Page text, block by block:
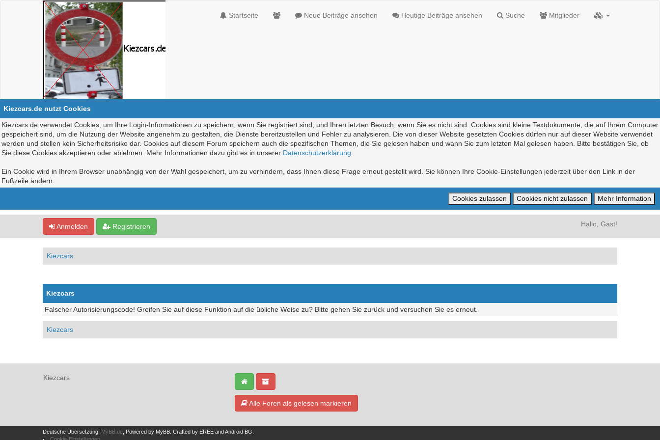
Startseite Neue Beiträge ansehen Heutige Beiträge ansehen Suche Mitglieder
Kiezcars.de nutzt Cookies
Kiezcars.de verwendet Cookies, um Ihre Login-Informationen zu speichern, wenn Sie registriert sind, und Ihren letzten Besuch, wenn Sie es nicht sind. Cookies sind kleine Textdokumente, die auf Ihrem Computer
gespeichert sind, um die Nutzung der Website angenehm zu gestalten, die Dienste bereitzustellen und Fehler zu analysieren. Die von dieser Website gesetzten Cookies dürfen nur auf dieser Website verwendet
werden und stellen kein Sicherheitsrisiko dar. Cookies auf diesem Forum speichern auch die spezifischen Themen, die Sie gelesen haben und wann Sie zum letzten Mal gelesen haben. Bitte bestätigen Sie, ob
Sie diese Cookies akzeptieren oder ablehnen. Mehr Informationen dazu gibt es in unserer Datenschutzerklärung
Ein Cookie wird in Ihrem Browser unabhängig von der Wahl gespeichert, um zu verhindern, dass Ihnen diese Frage erneut gestellt wird. Sie können Ihre Cookie-Einstellungen jederzeit über den Link in der
Fußzeile ändern.
Anmelden Registrieren Hallo, Gast!
Kiezcars
Kiezcars
Falscher Autorisierungscode! Greifen Sie auf diese Funktion auf die übliche Weise zu? Bitte gehen Sie zurück und versuchen Sie es erneut.
Kiezcars
Kiezcars
Alle Foren als gelesen markieren
Deutsche Übersetzung: MyBB.de , Powered by MyBB Crafted by EREE andAndroid BG